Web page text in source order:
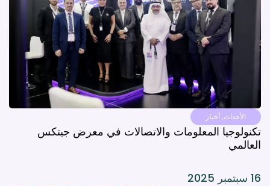
الأحداث, أخبار
تكنولوجيا المعلومات والاتصالات في معرض جيتكس
العالمي
16 سبتمبر 2025